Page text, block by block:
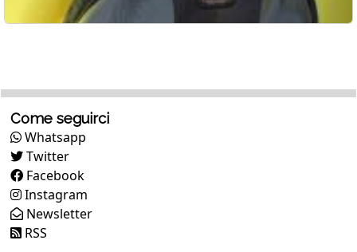
Come seguirci
Whatsapp
Twitter
Facebook
Instagram
Newsletter
RSS